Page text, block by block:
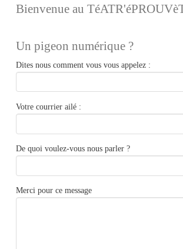
Bienvenue au
Un pigeon numérique ?
Dites nous comment vous vous appelez :
Votre courrier ailé :
De quoi voulez-vous nous parler ?
Merci pour ce message